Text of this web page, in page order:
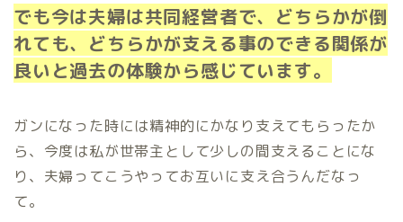
でも今は夫婦は共同経営者で、どちらかが倒
れても、どちらかが支える事のできる関係が
良いと過去の体験から感じています。
ガンになった時には精神的にかなり支えてもらったか
ら、今度は私が世帯主として少しの間支えることにな
り、夫婦ってこうやってお互いに支え合うんだなっ
て。